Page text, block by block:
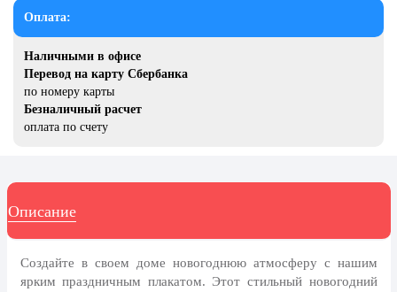
день
27 марта, День театра
1 апреля, День смеха
Апрель, Месячник по
благоустройству
18 апреля, Дни исторического и
Оплата:
Наличными в офисе
Перевод на карту Сбербанка
по номеру карты
Безналичный расчет
оплата по счету
Описание
Создайте в своем доме новогоднюю атмосферус нашим
яркимпраздничным плакатом. Этот стильный новогодний